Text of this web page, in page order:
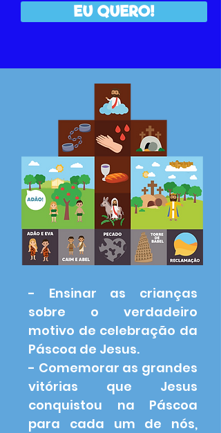
EU QUERO!
- Ensinar as crianças
sobre o verdadeiro
motivo de celebração da
Páscoa de Jesus.
- Comemorar as grandes
vitórias que Jesus
conquistou na Páscoa
para cada um de nós,